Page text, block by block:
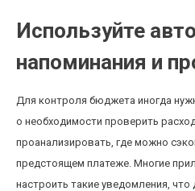
Используйте
напоминания и
Для контроля бюджета иногда
о необходимости проверить
проанализировать, где можно
предстоящем платеже. Многие
настроить такие уведомления, что